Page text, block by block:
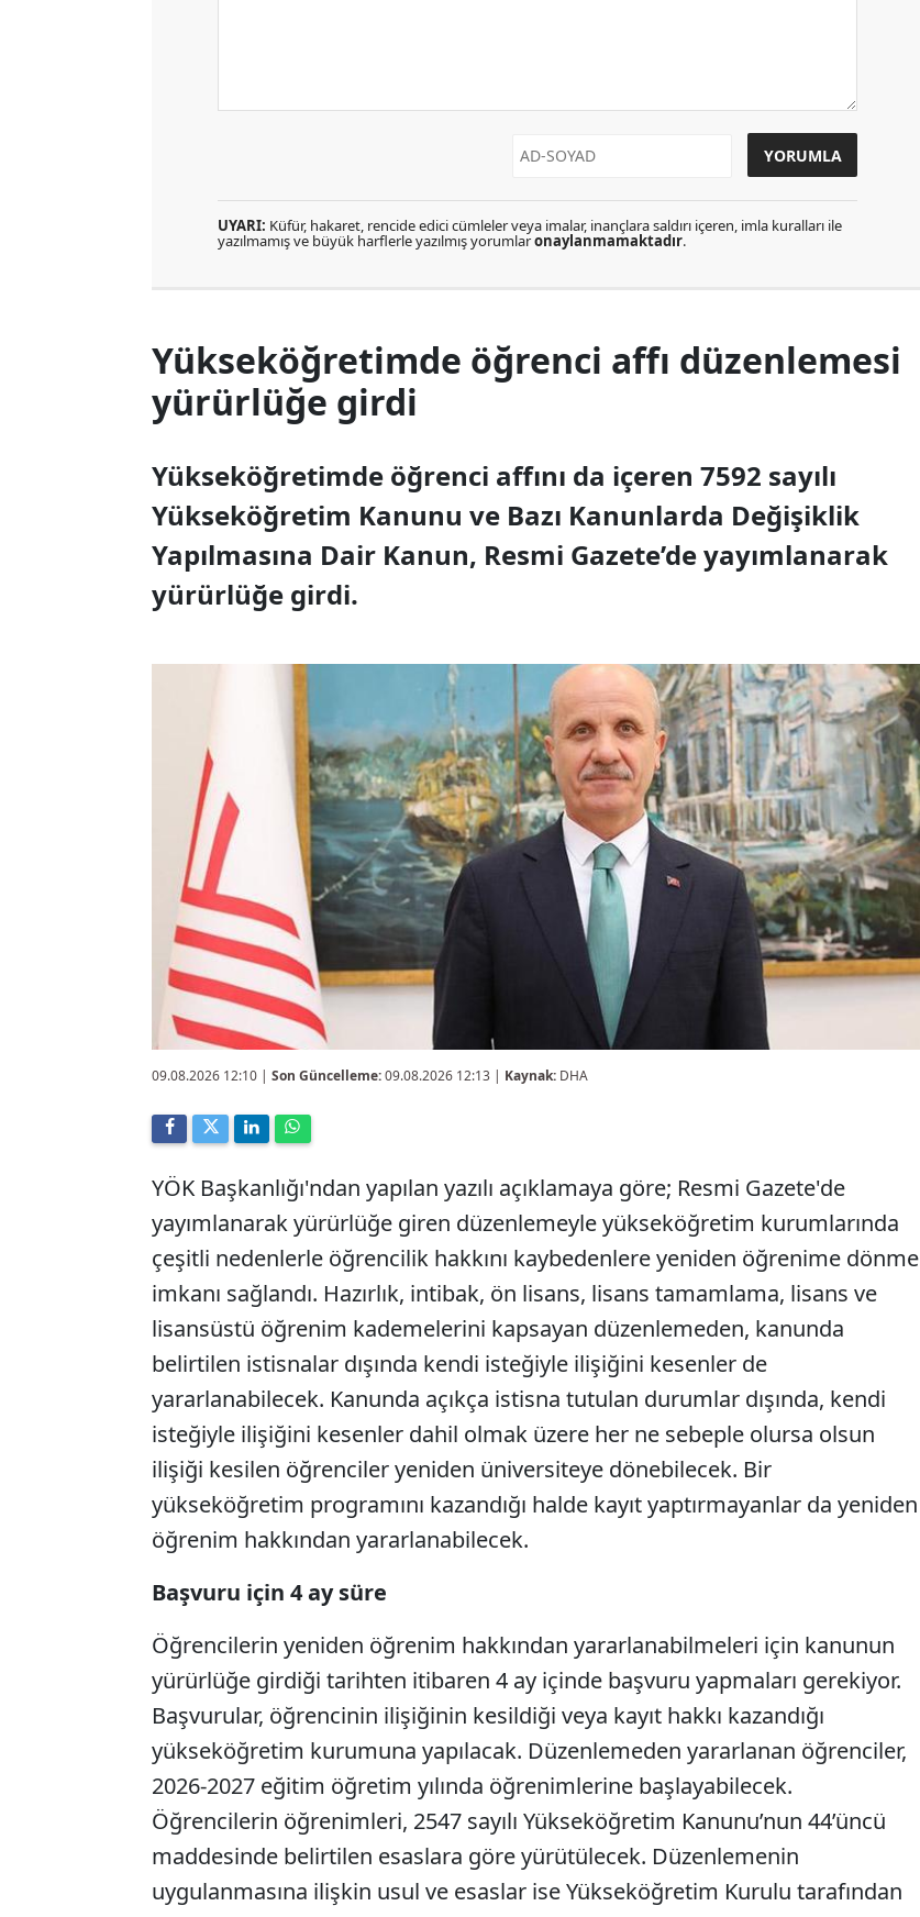
UYARI: Küfür, hakaret, rencide edici cümleler veya imalar, inançlara saldırı içeren, imla kuralları ile
yazılmamış ve büyük harflerle yazılmış yorumlaronaylanmamaktadır.
Yükseköğretimde öğrenci affı düzenlemesi
yürürlüğe girdi
Yükseköğretimde öğrenci affını da içeren 7592 sayılı
Yükseköğretim Kanunu ve Bazı Kanunlarda Değişiklik
Yapılmasına Dair Kanun, Resmi Gazete’de yayımlanarak
yürürlüğe girdi.
09.08.2026 12:10 | Son Güncelleme:09.08.2026 12:13 | Kaynak: DHA
YÖK Başkanlığı'ndan yapılan yazılı açıklamaya göre; Resmi Gazete'de
yayımlanarak yürürlüğe giren düzenlemeyle yükseköğretim kurumlarında
çeşitli nedenlerle öğrencilik hakkını kaybedenlere yeniden öğrenime dönme
imkanı sağlandı. Hazırlık, intibak, ön lisans, lisans tamamlama, lisans ve
lisansüstü öğrenim kademelerini kapsayan düzenlemeden, kanunda
belirtilen istisnalar dışında kendi isteğiyle ilişiğini kesenler de
yararlanabilecek. Kanunda açıkça istisna tutulan durumlar dışında, kendi
isteğiyle ilişiğini kesenler dahil olmak üzere her ne sebeple olursa olsun
ilişiği kesilen öğrenciler yeniden üniversiteye dönebilecek. Bir
yükseköğretim programını kazandığı halde kayıt yaptırmayanlar da yeniden
öğrenim hakkından yararlanabilecek.
Başvuru için 4 ay süre
Öğrencilerin yeniden öğrenim hakkından yararlanabilmeleri için kanunun
yürürlüğe girdiği tarihten itibaren 4 ay içinde başvuru yapmaları gerekiyor.
Başvurular, öğrencinin ilişiğinin kesildiği veya kayıt hakkı kazandığı
yükseköğretim kurumuna yapılacak. Düzenlemeden yararlanan öğrenciler,
2026-2027 eğitim öğretim yılında öğrenimlerine başlayabilecek.
Öğrencilerin öğrenimleri, 2547 sayılı Yükseköğretim Kanunu’nun 44’üncü
maddesinde belirtilen esaslara göre yürütülecek. Düzenlemenin
uygulanmasına ilişkin usul ve esaslar ise Yükseköğretim Kurulu tarafından